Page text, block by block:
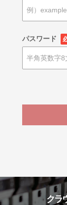
パスワード
クラ